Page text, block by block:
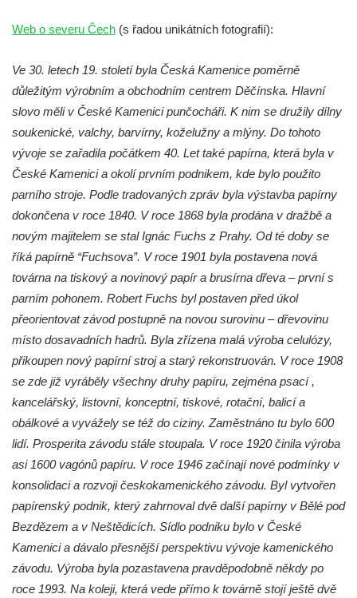
Severočeské divadlo opery a baletu v Ústí
Vinice v Brné
Café Henke v Rumburku
Automatické mlýny
Sluneční hodiny ve Vehlovicích
Hospodářský dvůr – Palmův statek v
Jablonném v Podještědí-Markvarticích
Dům U Zlaté hvězdy čp. 11 v ulici 5. května
v Mělníku
Budova vlakového nádraží Duchcov
Budova bývalého německého gymnázia v
Duchcově
Budova gymnázia v Masarykově ulici v
Duchcově
Bývalá Odborná horní škola pro
severozápadní Čechy v Bezručově ulici v
Duchcově
Hospodářský dvůr v Želénkách
Budova banky na náměstí Osvoboditelů v
Web o severu Čech (s řadou unikátních fotografií):
Ve 30. letech 19. století byla Česká Kamenice poměrně
důležitým výrobním a obchodním centrem Děčínska. Hlavní
slovo měli v České Kamenici punčocháři. K nim se družily dílny
soukenické, valchy, barvírny, koželužny a mlýny. Do tohoto
vývoje se zařadila počátkem 40. Let také papírna, která byla v
České Kamenici a okolí prvním podnikem, kde bylo použito
parního stroje. Podle tradovaných zpráv byla výstavba papírny
dokončena v roce 1840. V roce 1868 byla prodána v dražbě a
novým majitelem se stal Ignác Fuchs z Prahy. Od té doby se
říká papírně “Fuchsova”. V roce 1901 byla postavena nová
továrna na tiskový a novinový papír a brusírna dřeva – první s
parním pohonem. Robert Fuchs byl postaven před úkol
přeorientovat závod postupně na novou surovinu – dřevovinu
místo dosavadních hadrů. Byla zřízena malá výroba celulózy,
přikoupen nový papírní stroj a starý rekonstruován. V roce 1908
se zde již vyráběly všechny druhy papíru, zejména psací ,
kancelářský, listovní, konceptní, tiskové, rotační, balicí a
obálkové a vyvážely se též do ciziny. Zaměstnáno tu bylo 600
lidí. Prosperita závodu stále stoupala. V roce 1920 činila výroba
asi 1600 vagónů papíru. V roce 1946 začínají nové podmínky v
konsolidaci a rozvoji českokamenického závodu. Byl vytvořen
papírenský podnik, který zahrnoval dvě další papírny v Bělé pod
Bezdězem a v Neštědicích. Sídlo podniku bylo v České
Kamenici a dávalo přesnější perspektivu vývoje kamenického
závodu. Výroba byla pozastavena pravděpodobně někdy po
roce 1993. Na koleji, která vede přímo k továrně stojí ještě dvě